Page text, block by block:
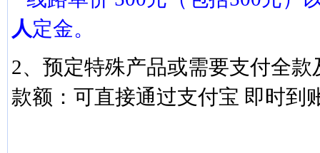
人定金。
2、预定特殊产品或需要支付全
款额：可直接通过支付宝 即时到